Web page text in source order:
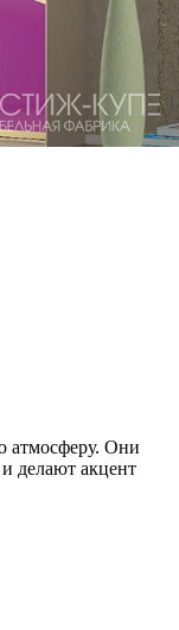
атмосферу. Они
делают акцент